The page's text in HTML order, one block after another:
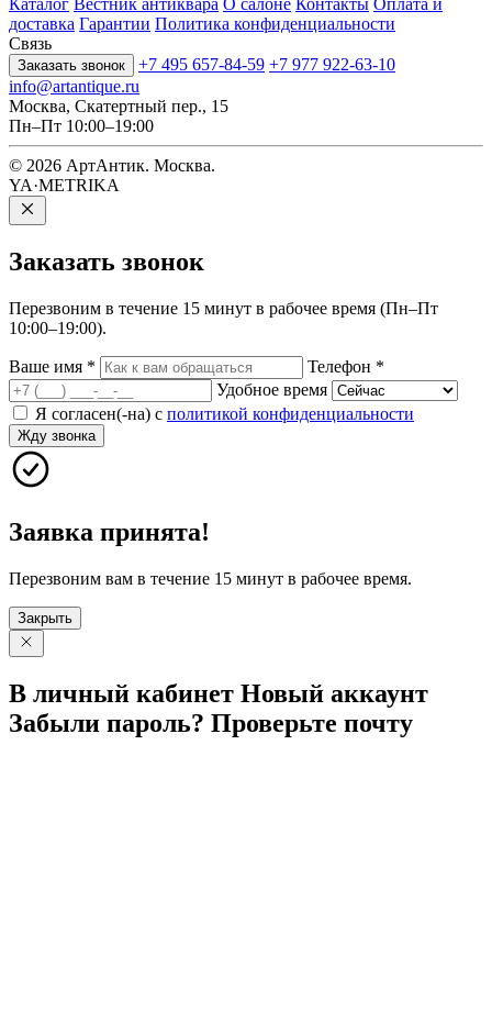
Каталог Вестник антиквара О салоне Контакты Оплата и
доставка Гарантии Политика конфиденциальности
Связь
Заказать звонок +7 495 657-84-59 +7 977 922-63-10
info@artantique.ru
Москва, Скатертный пер., 15
Пн–Пт 10:00–19:00
© 2026 АртАнтик. Москва.
YA·METRIKA
Заказать звонок
Перезвоним в течение 15 минут в рабочее время (Пн–Пт
10:00–19:00).
Ваше имя * Телефон *
Удобное время
Я согласен(-на) с политикой конфиденциальности
Жду звонка
Заявка принята!
Перезвоним вам в течение 15 минут в рабочее время.
Закрыть
В личный кабинет Новый аккаунт
Забыли пароль? Проверьте почту